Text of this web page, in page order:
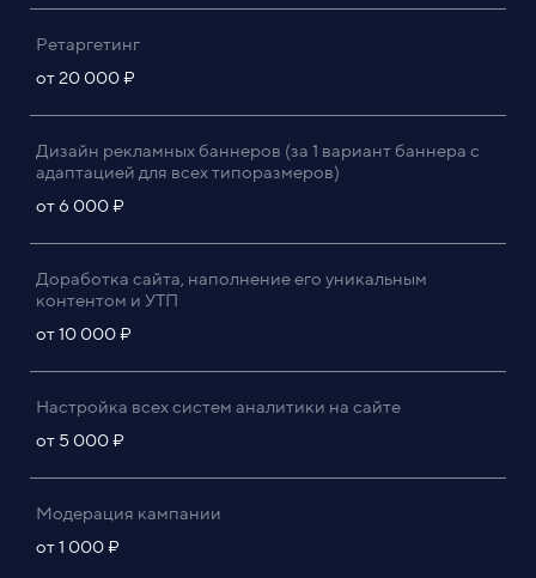
Ретаргетинг
от 20 000 ₽
Дизайн рекламных баннеров (за 1 вариант баннера с
адаптацией для всех типоразмеров)
от 6 000 ₽
Доработка сайта, наполнение его уникальным
контентом и УТП
от 10 000 ₽
Настройка всех систем аналитики на сайте
от 5 000 ₽
Модерация кампании
от 1 000 ₽